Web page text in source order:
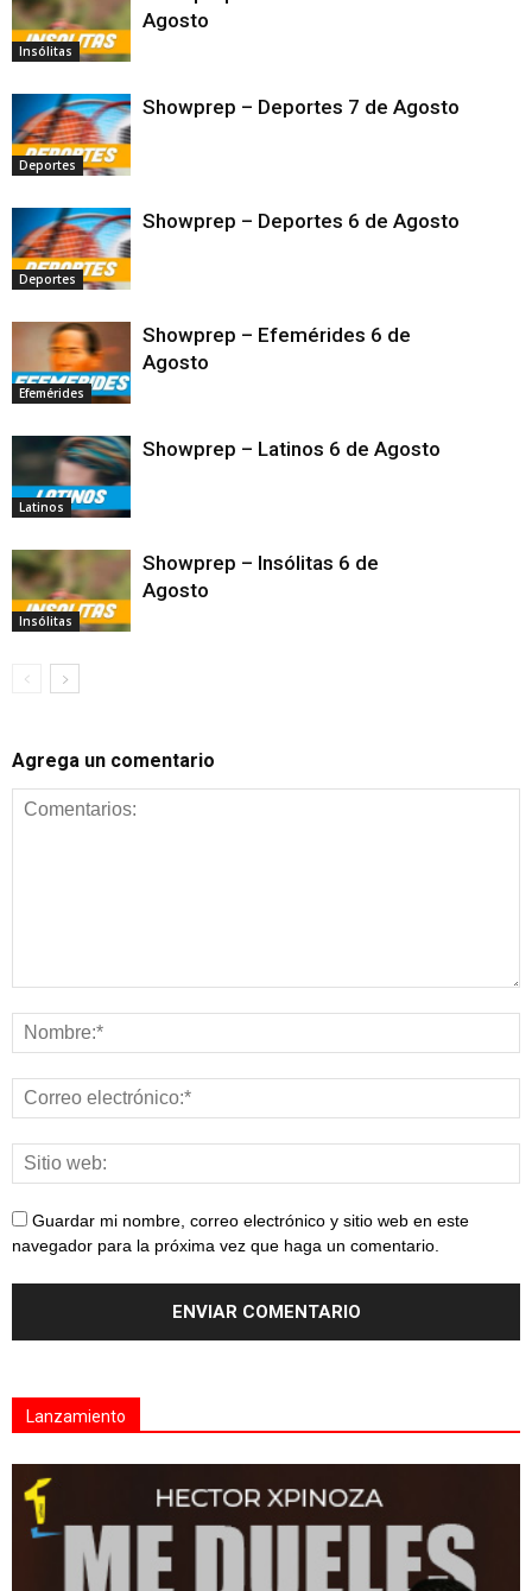
Insólitas
Agosto
Deportes
Showprep – Deportes 7 de Agosto
Deportes
Showprep – Deportes 6 de Agosto
Efemérides
Showprep – Efemérides 6 de
Agosto
Latinos
Showprep – Latinos 6 de Agosto
Insólitas
Showprep – Insólitas 6 de
Agosto
Agrega un comentario
Guardar mi nombre, correo electrónico y sitio web en este
navegador para la próxima vez que haga un comentario.
Lanzamiento